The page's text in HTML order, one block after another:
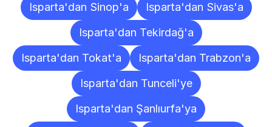
Isparta'dan Sinop'a
Isparta'dan Sivas'a
Isparta'dan Tekirdağ'a
Isparta'dan Tokat'a
Isparta'dan Trabzon'a
Isparta'dan Tunceli'ye
Isparta'dan Şanlıurfa'ya